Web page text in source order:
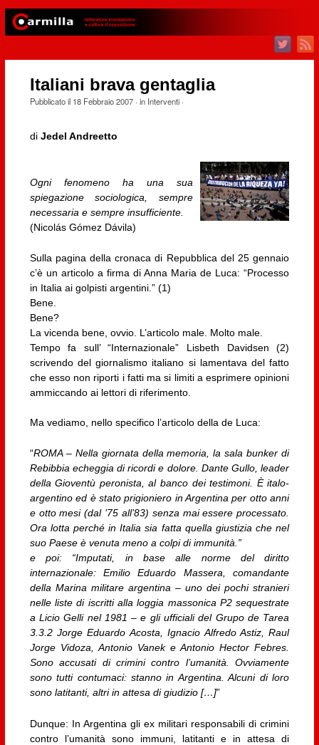
Italiani brava gentaglia
Pubblicato il 18 Febbraio 2007· in Interventi·
di Jedel Andreetto
Ogni fenomeno ha una sua
spiegazione sociologica, sempre
necessaria e sempre insufficiente.
(Nicolás Gómez Dávila)
Sulla pagina della cronaca di Repubblica del 25 gennaio
c’è un articolo a firma di Anna Maria de Luca: “Processo
in Italia ai golpisti argentini.” (1)
Bene.
Bene?
La vicenda bene, ovvio. L’articolo male. Molto male.
Tempo fa sull’ “Internazionale” Lisbeth Davidsen (2)
scrivendo del giornalismo italiano si lamentava del fatto
che esso non riporti i fatti ma si limiti a esprimere opinioni
ammiccando ai lettori di riferimento.
Ma vediamo, nello specifico l’articolo della de Luca:
“ROMA – Nella giornata della memoria, la sala bunker di
Rebibbia echeggia di ricordi e dolore. Dante Gullo, leader
della Gioventù peronista, al banco dei testimoni. È italo-
argentino ed è stato prigioniero in Argentina per otto anni
e otto mesi (dal ’75 all’83) senza mai essere processato.
Ora lotta perché in Italia sia fatta quella giustizia che nel
suo Paese è venuta meno a colpi di immunità.”
e poi: “Imputati, in base alle norme del diritto
internazionale: Emilio Eduardo Massera, comandante
della Marina militare argentina – uno dei pochi stranieri
nelle liste di iscritti alla loggia massonica P2 sequestrate
a Licio Gelli nel 1981 – e gli ufficiali del Grupo de Tarea
3.3.2 Jorge Eduardo Acosta, Ignacio Alfredo Astiz, Raul
Jorge Vidoza, Antonio Vanek e Antonio Hector Febres.
Sono accusati di crimini contro l’umanità. Ovviamente
sono tutti contumaci: stanno in Argentina. Alcuni di loro
sono latitanti, altri in attesa di giudizio […]”
Dunque: In Argentina gli ex militari responsabili di crimini
contro l’umanità sono immuni, latitanti e in attesa di